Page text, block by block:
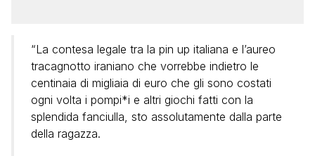
“La contesa legale tra la pin up italiana e l’aureo
tracagnotto iraniano che vorrebbe indietro le
centinaia di migliaia di euro che gli sono costati
ogni volta i pompi*i e altri giochi fatti con la
splendida fanciulla, sto assolutamente dalla parte
della ragazza.